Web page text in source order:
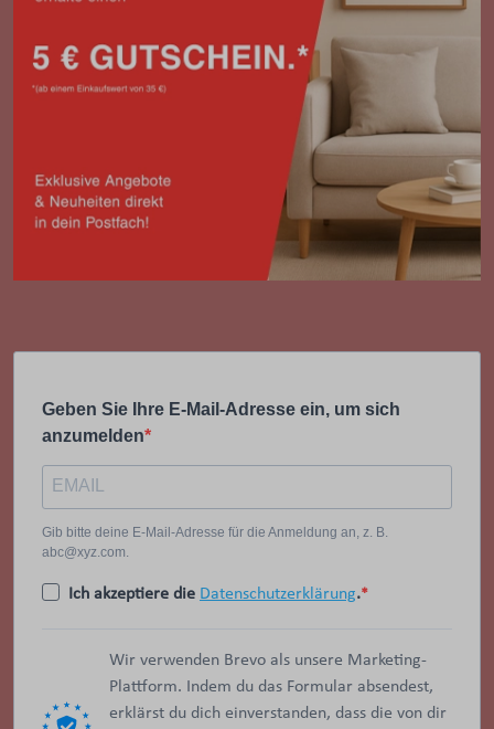
Geben Sie Ihre E-Mail-Adresse ein, um sich
anzumelden
Gib bitte deine E-Mail-Adresse für die Anmeldung an, z. B.
abc@xyz.com.
Ich akzeptiere die Datenschutzerklärung.
Wir verwenden Brevo als unsere Marketing-
Plattform. Indem du das Formular absendest,
erklärst du dich einverstanden, dass die von dir